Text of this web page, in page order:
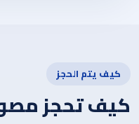
كيف يتم الحجز
كيف تحجز